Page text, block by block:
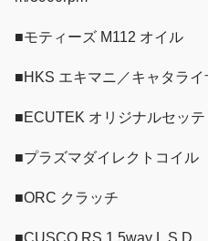
■モティーズ M112 オイル
■HKS エキマニ／キャタライ
■ECUTEK オリジナルセッ
■プラズマダイレクトコイル
■ORC クラッチ
■CUSCO RS 1.5way L.S.D.